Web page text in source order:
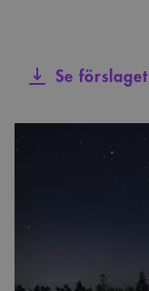
Se förslaget